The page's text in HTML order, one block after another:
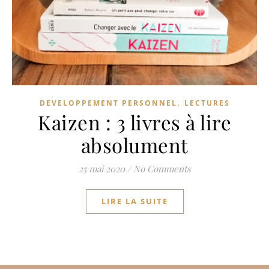
DEVELOPPEMENT PERSONNEL, LECTURES
Kaizen : 3 livres à lire
absolument
25 mai 2020 / No Comments
LIRE LA SUITE